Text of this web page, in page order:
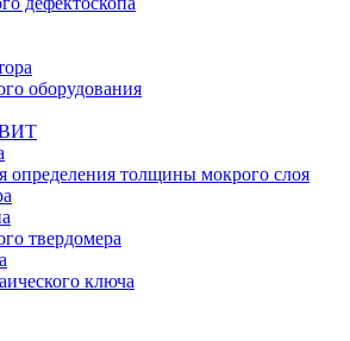
оборудования
ВИТ
определения толщины мокрого слоя
твердомера
ключа